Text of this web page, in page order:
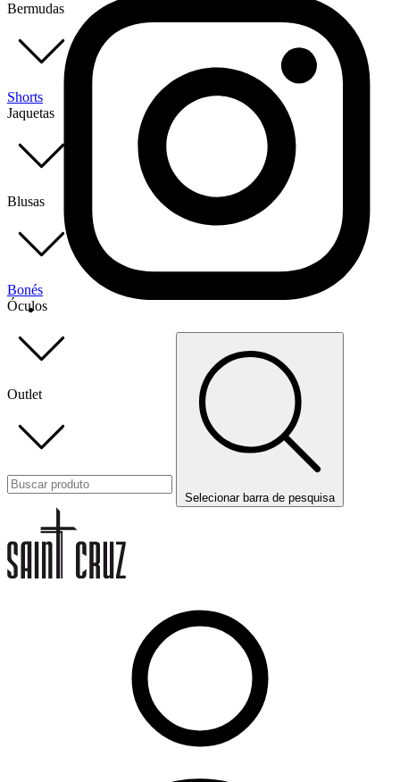
Bermudas
Shorts
Jaquetas
Blusas
Bonés
Óculos
Outlet
Selecionar barra de pesquisa